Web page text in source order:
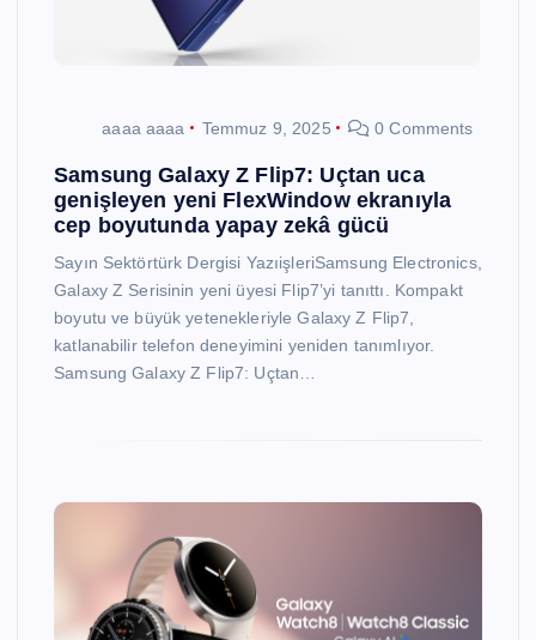
aaaa aaaa Temmuz 9, 2025 0 Comments
Samsung Galaxy Z Flip7: Uçtan uca
genişleyen yeni FlexWindow ekranıyla
cep boyutunda yapay zekâ gücü
Sayın Sektörtürk Dergisi YazıişleriSamsung Electronics,
Galaxy Z Serisinin yeni üyesi Flip7’yi tanıttı. Kompakt
boyutu ve büyük yetenekleriyle Galaxy Z Flip7,
katlanabilir telefon deneyimini yeniden tanımlıyor.
Samsung Galaxy Z Flip7: Uçtan…